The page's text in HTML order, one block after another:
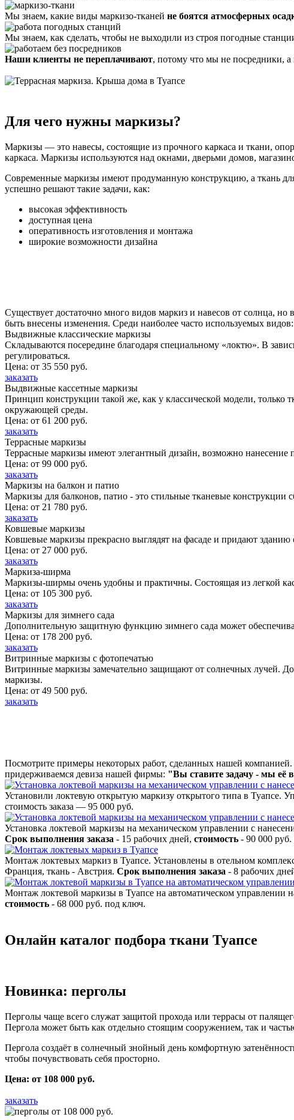
Мы знаем, какие виды маркизо-тканей не боятся атмосферных
Мы знаем, как сделать, чтобы не выходили из строя погодные
Наши клиенты не переплачивают, потому что мы не посредники, а
Для чего нужны маркизы?
Маркизы — это навесы, состоящие из прочного каркаса и ткани,
каркаса. Маркизы используются над окнами, дверьми домов,
Современные маркизы имеют продуманную конструкцию, а ткань
успешно решают такие задачи, как:
высокая эффективность
доступная цена
оперативность изготовления и монтажа
широкие возможности дизайна
Существует достаточно много видов маркиз и навесов от солнца,
быть внесены изменения. Среди наиболее часто используемых видов:
Выдвижные классические маркизы
Складываются посередине благодаря специальному «локтю». В
регулироваться.
Цена: от 35 550 руб.
заказать
Выдвижные кассетные маркизы
Принцип конструкции такой же, как у классической модели, только
окружающей среды.
Цена: от 61 200 руб.
заказать
Террасные маркизы
Террасные маркизы имеют элегантный дизайн, возможно
Цена: от 99 000 руб.
заказать
Маркизы на балкон и патио
Маркизы для балконов, патио - это стильные тканевые
Цена: от 21 780 руб.
заказать
Ковшевые маркизы
Ковшевые маркизы прекрасно выглядят на фасаде и придают
Цена: от 27 000 руб.
заказать
Маркиза-ширма
Маркизы-ширмы очень удобны и практичны. Состоящая из легкой
Цена: от 105 300 руб.
заказать
Маркизы для зимнего сада
Дополнительную защитную функцию зимнего сада может
Цена: от 178 200 руб.
заказать
Витринные маркизы с фотопечатью
Витринные маркизы замечательно защищают от солнечных лучей.
маркизы.
Цена: от 49 500 руб.
заказать
Посмотрите примеры некоторых работ, сделанных нашей
придерживаемся девиза нашей фирмы: "Вы ставите задачу - мы её
Установили локтевую открытую маркизу открытого типа в
стоимость заказа — 95 000 руб.
Установка локтевой маркизы на механическом управлении с
Срок выполнения заказа - 15 рабочих дней, стоимость - 90 000 руб.
Монтаж локтевых маркиз в Туапсе. Установлены в отельном
Франция, ткань - Австрия. Срок выполнения заказа - 8 рабочих
Монтаж локтевой маркизы в Туапсе на автоматическом
стоимость - 68 000 руб. под ключ.
Онлайн каталог подбора ткани Туапсе
Новинка: перголы
Перголы чаще всего служат защитой прохода или террасы от
Пергола может быть как отдельно стоящим сооружением, так и
Пергола создаёт в солнечный знойный день комфортную
чтобы почувствовать себя просторно.
Цена: от 108 000 руб.
заказать